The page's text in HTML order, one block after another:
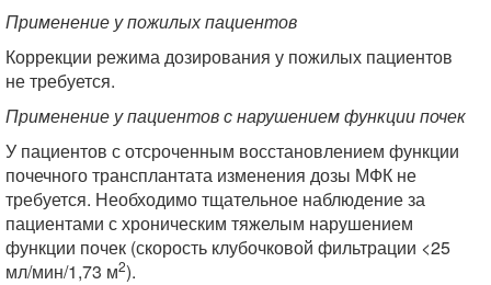
Применение у пожилых пациентов
Коррекции режима дозирования у пожилых пациентов
не требуется.
Применение у пациентов с нарушением функции почек
У пациентов с отсроченным восстановлением функции
почечного трансплантата изменения дозы МФК не
требуется. Необходимо тщательное наблюдение за
пациентами с хроническим тяжелым нарушением
функции почек (скорость клубочковой фильтрации <25
мл/мин/1,73 м2).